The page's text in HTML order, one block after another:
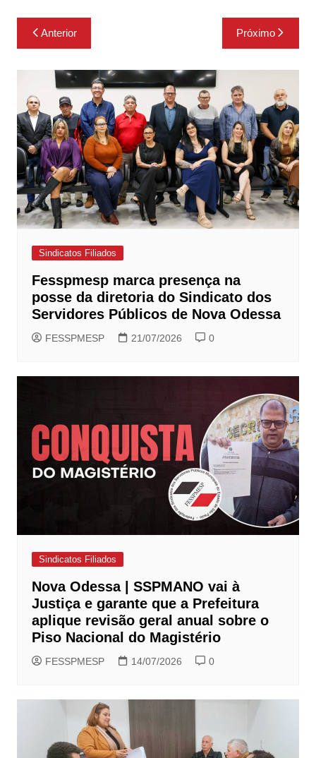
Navegação
de
Post
Anterior Próximo
Sindicatos Filiados
Fesspmesp marca presença na
posse da diretoria do Sindicato dos
Servidores Públicos de Nova Odessa
FESSPMESP 21/07/2026 0
Sindicatos Filiados
Nova Odessa | SSPMANO vai à
Justiça e garante que a Prefeitura
aplique revisão geral anual sobre o
Piso Nacional do Magistério
FESSPMESP 14/07/2026 0